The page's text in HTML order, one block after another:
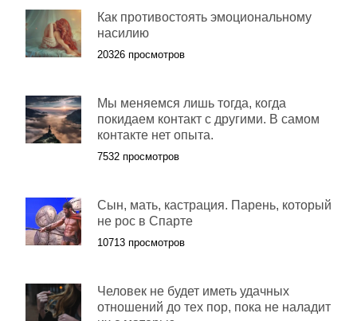
Как противостоять эмоциональному
насилию
20326 просмотров
Мы меняемся лишь тогда, когда
покидаем контакт с другими. В самом
контакте нет опыта.
7532 просмотров
Сын, мать, кастрация. Парень, который
не рос в Спарте
10713 просмотров
Человек не будет иметь удачных
отношений до тех пор, пока не наладит